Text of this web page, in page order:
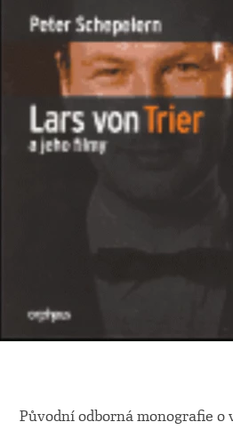
Původní odborná monografie